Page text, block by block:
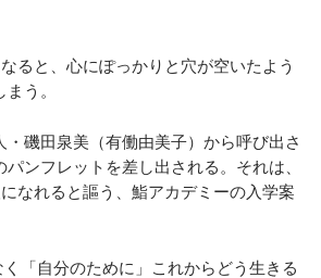
ると、心にぽっかりと穴が空いたよう
う。
磯田泉美（有働由美子）から呼び出さ
ンフレットを差し出される。それは、
なれると謳う、鮨アカデミーの入学案
「自分のために」これからどう生きる